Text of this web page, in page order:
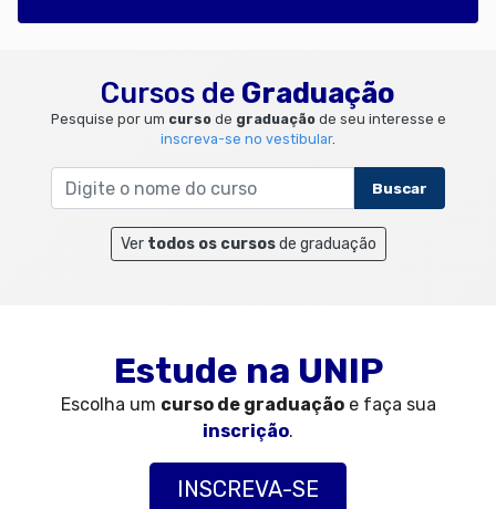
Cursos de Graduação
Pesquise por um cursode graduaçãode seu interesse e
inscreva-se no vestibular.
Ver todos os cursosde graduação
Estude na UNIP
Escolha um curso de graduaçãoe faça sua
inscrição.
INSCREVA-SE